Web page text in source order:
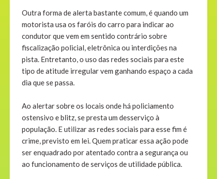
Outra forma de alerta bastante comum, é quando um
motorista usa os faróis do carro para indicar ao
condutor que vem em sentido contrário sobre
fiscalização policial, eletrônica ou interdições na
pista. Entretanto, o uso das redes sociais para este
tipo de atitude irregular vem ganhando espaço a cada
dia que se passa.
Ao alertar sobre os locais onde há policiamento
ostensivo e blitz, se presta um desserviço à
população. E utilizar as redes sociais para esse fim é
crime, previsto em lei. Quem praticar essa ação pode
ser enquadrado por atentado contra a segurança ou
ao funcionamento de serviços de utilidade pública.